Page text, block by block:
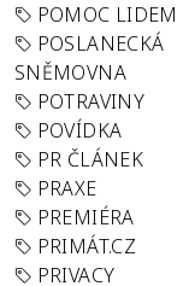
POMOC LIDEM
POSLANECKÁ
SNĚMOVNA
POTRAVINY
POVÍDKA
PR ČLÁNEK
PRAXE
PREMIÉRA
PRIMÁT.CZ
PRIVACY